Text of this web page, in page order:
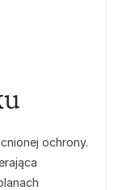
ochrony.